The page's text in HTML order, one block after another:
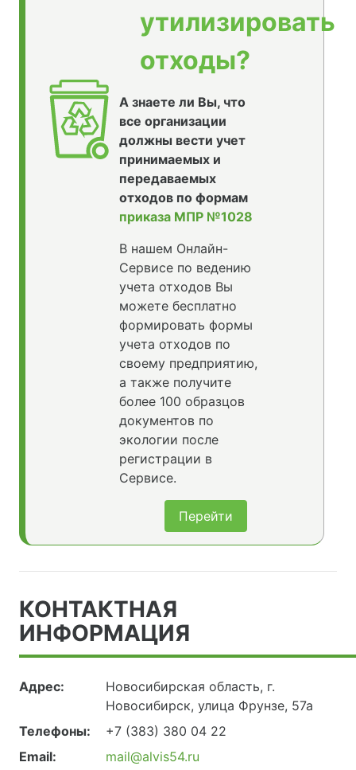
утилизировать
отходы?
А знаете ли Вы, что
все организации
должны вести учет
принимаемых и
передаваемых
отходов по формам
приказа МПР №1028
В нашем Онлайн-
Сервисе по ведению
учета отходов Вы
можете бесплатно
формировать формы
учета отходов по
своему предприятию,
а также получите
более 100 образцов
документов по
экологии после
регистрации в
Сервисе.
Перейти
КОНТАКТНАЯ
ИНФОРМАЦИЯ
Адрес:
Новосибирская область, г.
Новосибирск, улица Фрунзе, 57а
Телефоны:
+7 (383) 380 04 22
Email:
mail@alvis54.ru